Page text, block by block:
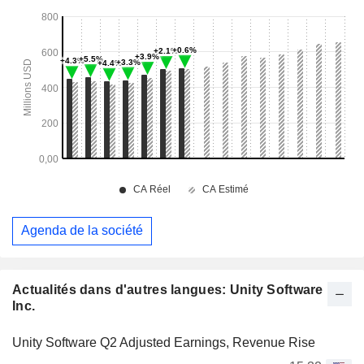
Actualités dans d'autres langues: Unity Software
Inc.
Unity Software Q2 Adjusted Earnings, Revenue Rise
Agenda de la société